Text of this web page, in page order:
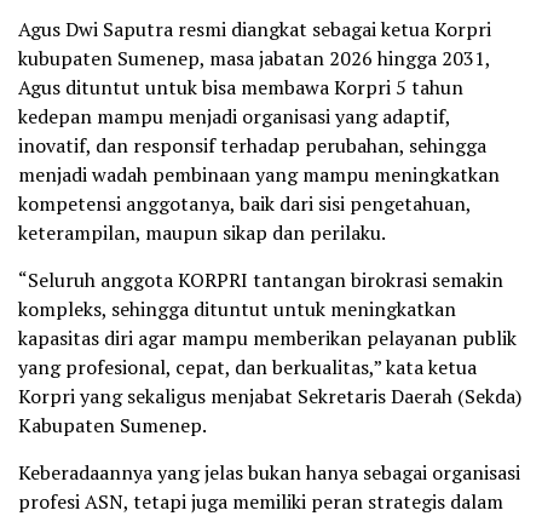
Agus Dwi Saputra resmi diangkat sebagai ketua Korpri
kubupaten Sumenep, masa jabatan 2026 hingga 2031,
Agus dituntut untuk bisa membawa Korpri 5 tahun
kedepan mampu menjadi organisasi yang adaptif,
inovatif, dan responsif terhadap perubahan, sehingga
menjadi wadah pembinaan yang mampu meningkatkan
kompetensi anggotanya, baik dari sisi pengetahuan,
keterampilan, maupun sikap dan perilaku.
“Seluruh anggota KORPRI tantangan birokrasi semakin
kompleks, sehingga dituntut untuk meningkatkan
kapasitas diri agar mampu memberikan pelayanan publik
yang profesional, cepat, dan berkualitas,” kata ketua
Korpri yang sekaligus menjabat Sekretaris Daerah (Sekda)
Kabupaten Sumenep.
Keberadaannya yang jelas bukan hanya sebagai organisasi
profesi ASN, tetapi juga memiliki peran strategis dalam